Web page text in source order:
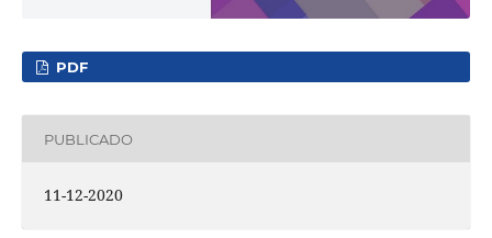
PDF
PUBLICADO
11-12-2020